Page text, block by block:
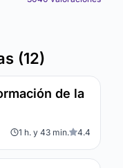
(12)
de la
1 h. y 43 min. 4.4